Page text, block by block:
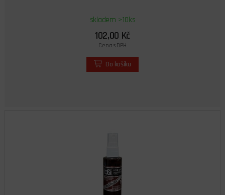
skladem >10ks
102,00 Kč
Cena s DPH
Do košíku